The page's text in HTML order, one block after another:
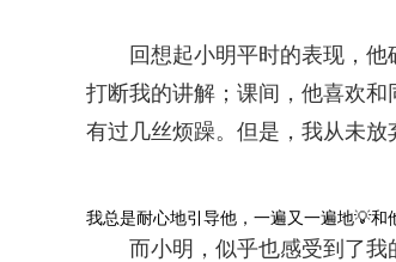
回想起小明平时的表现，
打断我的讲解；课间，他喜欢
有过几丝烦躁。但是，我从未放
我总是耐心地引导他，一遍又一遍地💡和
而小明，似乎也感受到了